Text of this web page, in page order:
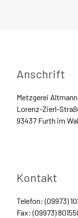
Anschrift
Metzgerei Altmann
Lorenz-Zierl-
93437 Furth im
Kontakt
Telefon: (09973)
Fax: (09973)